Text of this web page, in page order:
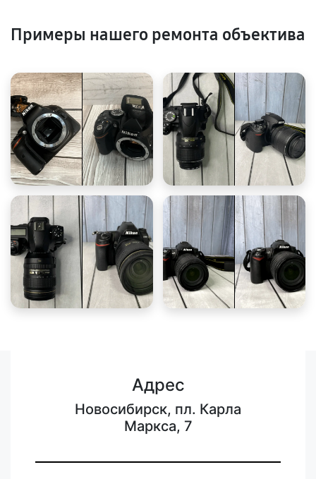
Примеры нашего ремонта объектива
Адрес
Новосибирск, пл. Карла
Маркса, 7